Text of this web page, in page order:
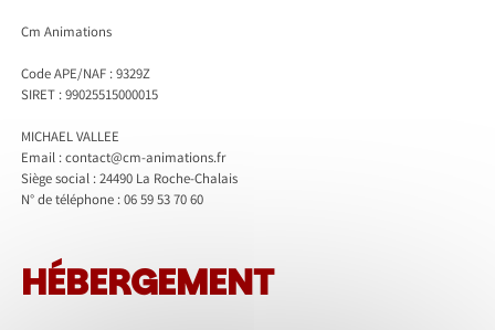
Cm Animations
Code APE/NAF : 9329Z
SIRET : 99025515000015
MICHAEL VALLEE
Email : contact@cm-animations.fr
Siège social : 24490 La Roche-Chalais
N° de téléphone : 06 59 53 70 60
HÉBERGEMENT